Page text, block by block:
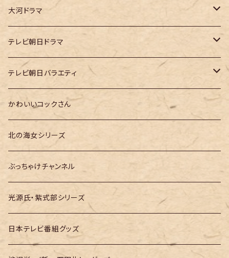
虎に翼
大河ドラマ
大河ドラマ「鎌倉殿の13人」
大河ドラマ「どうする家康」
大河ドラマ「光る君へ」
大河ドラマ「べらぼう」
大河ドラマ「豊臣兄弟！」
テレビ朝日ドラマ
テレ朝「ドクターX」
テレビ朝日バラエティ
テレ朝「MUSIC STATION」
テレ朝「GOちゃん＆Mymelody」
テレ朝「バナナTV」
かわいいコックさん
北の海女シリーズ
ぶっちゃけチャンネル
光源氏・紫式部シリーズ
日本テレビ番組グッズ